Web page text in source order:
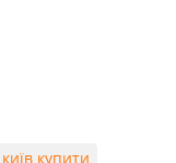
купити